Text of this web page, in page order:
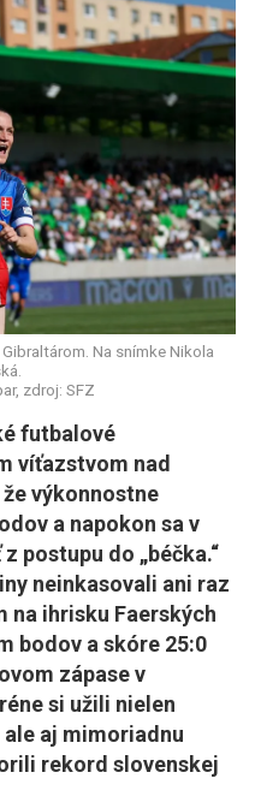
Na snímke Nikola
zdroj: SFZ
futbalové
víťazstvom nad
výkonnostne
a napokon sa v
postupu do „béčka.“
neinkasovali ani raz
na ihrisku Faerských
bodov a skóre 25:0
zápase v
si užili nielen
aj mimoriadnu
rekord slovenskej